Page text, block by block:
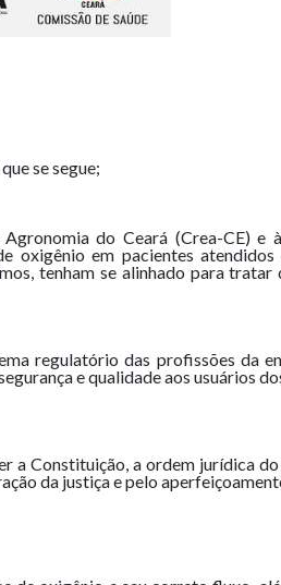
se segue;
do Ceará (Crea-CE)
oxigênio em pacientes
tenham se alinhado para
regulatório das profissões da
e qualidade aos usuários
a Constituição, a ordem jurídica
da justiça e pelo